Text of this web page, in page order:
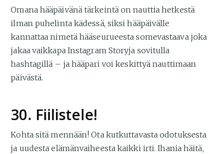
Omana hääpäivänä tärkeintä on nauttia hetkestä
ilman puhelinta kädessä, siksi hääpäivälle
kannattaa nimetä hääseurueesta somevastaava joka
jakaa vaikkapa Instagram Storyja sovitulla
hashtagillä – ja hääpari voi keskittyä nauttimaan
päivästä.
30. Fiilistele!
Kohta sitä mennään! Ota kutkuttavasta odotuksesta
ja uudesta elämänvaiheesta kaikki irti. Ihania häitä,